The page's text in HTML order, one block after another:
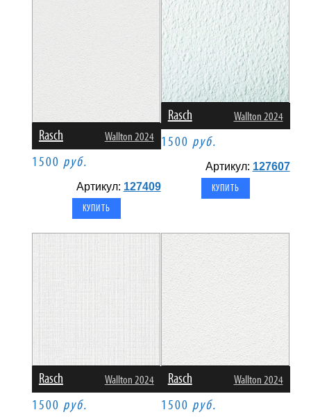
Rasch Wallton 2024
1500 руб.
Артикул: 127409
Rasch Wallton 2024
1500 руб.
Артикул: 127607
Rasch Wallton 2024
1500 руб.
Rasch Wallton 2024
1500 руб.